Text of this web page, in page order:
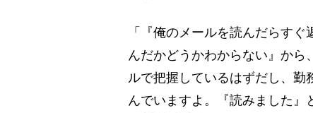
「『俺のメールを読んだらす
んだかどうかわからない』か
ルで把握しているはずだし、
んでいますよ。『読みました